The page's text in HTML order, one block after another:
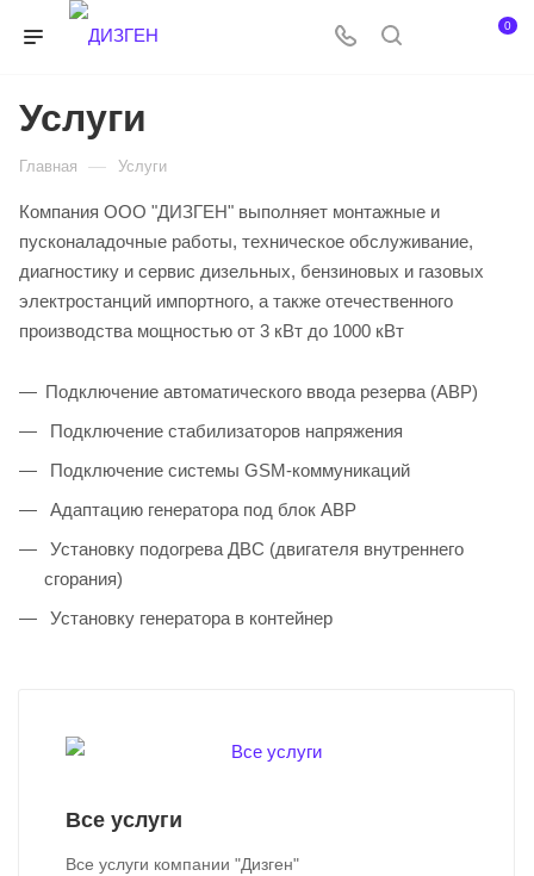
0
Услуги
Главная — Услуги
Компания ООО "ДИЗГЕН" выполняет монтажные и
пусконаладочные работы, техническое обслуживание,
диагностику и сервис дизельных, бензиновых и газовых
электростанций импортного, а также отечественного
производства мощностью от 3 кВт до 1000 кВт
Подключение автоматического ввода резерва (АВР)
Подключение стабилизаторов напряжения
Подключение системы GSM-коммуникаций
Адаптацию генератора под блок АВР
Установку подогрева ДВС (двигателя внутреннего
сгорания)
Установку генератора в контейнер
Все услуги
Все услуги компании "Дизген"